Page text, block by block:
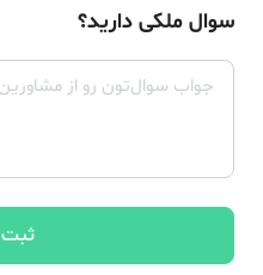
سوال ملکی دارید؟